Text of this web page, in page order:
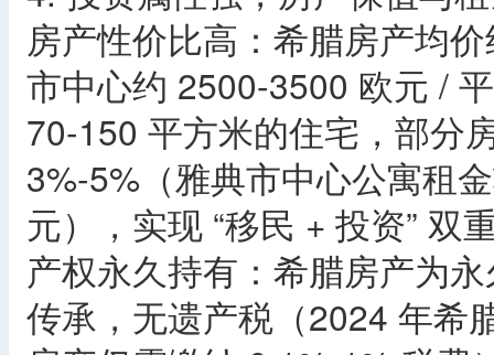
房产性价比高：希腊房产均
市中心约 2500-3500 欧元 /
70-150 平方米的住宅，部分
3%-5%（雅典市中心公寓租
元），实现 “移民 + 投资” 双
产权永久持有：希腊房产为
传承，无遗产税（2024 年希